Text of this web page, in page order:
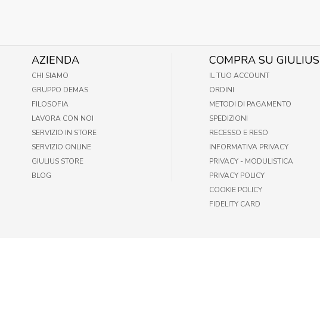
AZIENDA
CHI SIAMO
GRUPPO DEMAS
FILOSOFIA
LAVORA CON NOI
SERVIZIO IN STORE
SERVIZIO ONLINE
GIULIUS STORE
BLOG
COMPRA SU GIULIUS
IL TUO ACCOUNT
ORDINI
METODI DI PAGAMENTO
SPEDIZIONI
RECESSO E RESO
INFORMATIVA PRIVACY
PRIVACY - MODULISTICA
PRIVACY POLICY
COOKIE POLICY
FIDELITY CARD